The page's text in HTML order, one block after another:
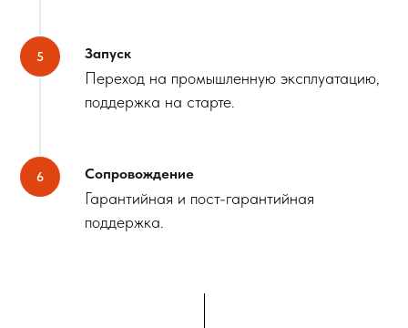
Запуск
Переход на промышленную эксплуатацию,
поддержка на старте.
Сопровождение
Гарантийная и пост-гарантийная
поддержка.